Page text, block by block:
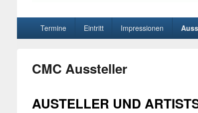
BD-Events
Termine Eintritt Impressionen
CMC Aussteller
AUSTELLER UND